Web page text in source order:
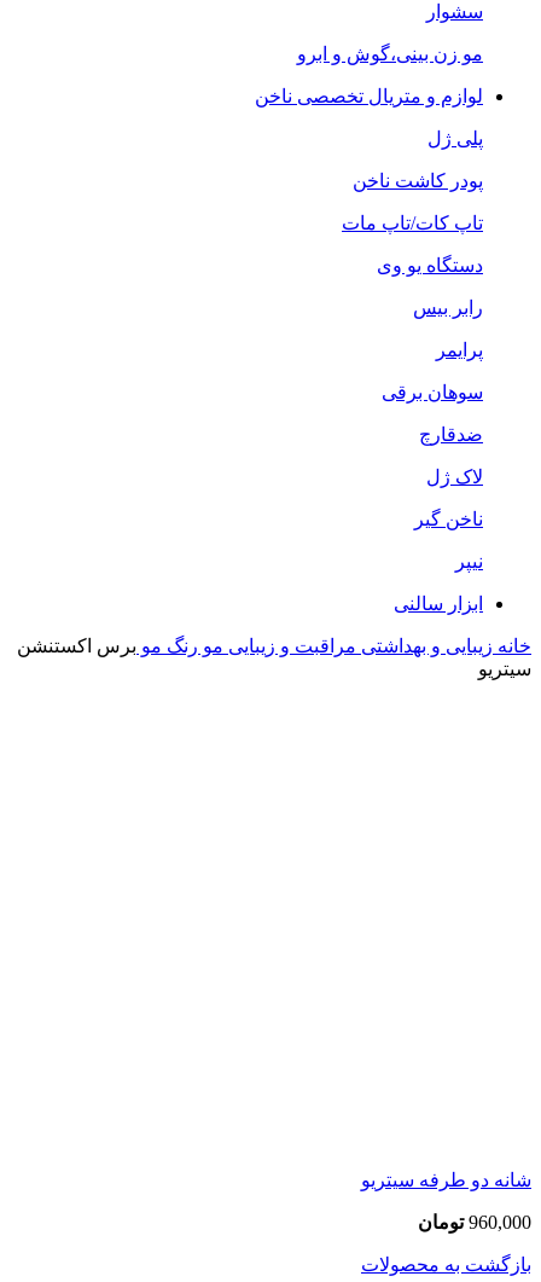
سشوار
مو زن بینی،گوش و ابرو
لوازم و متریال تخصصی ناخن
پلی ژل
پودر کاشت ناخن
تاپ کات/تاپ مات
دستگاه یو وی
رابر بیس
پرایمر
سوهان برقی
ضدقارچ
لاک ژل
ناخن گیر
نیپر
ابزار سالنی
خانه زیبایی و بهداشتی مراقبت و زیبایی مو رنگ مو برس اکستنشن
سیتریو
شانه دو طرفه سیتریو
960,000 تومان
بازگشت به محصولات